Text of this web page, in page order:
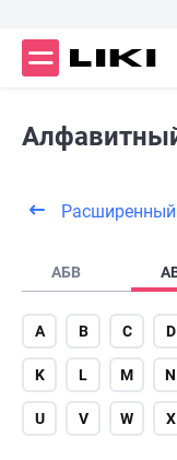
Расширенный
АБВ
A B C D
K L M N
U V W X